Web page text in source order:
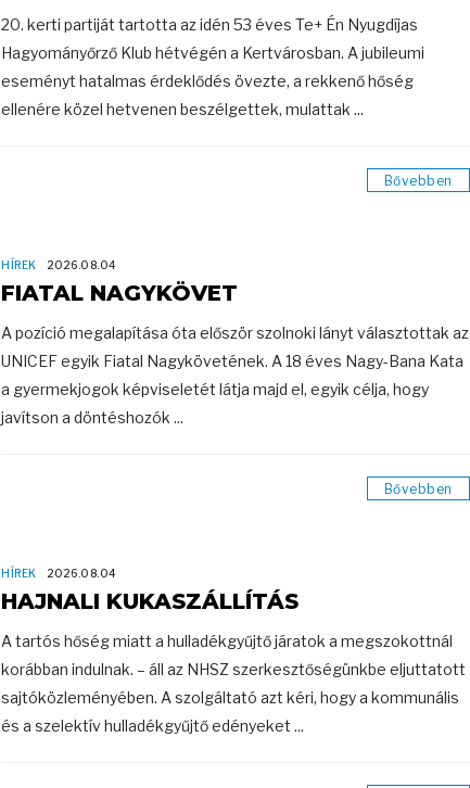
20. kerti partiját tartotta az idén 53 éves Te+ Én Nyugdíjas
Hagyományőrző Klub hétvégén a Kertvárosban. A jubileumi
eseményt hatalmas érdeklődés övezte, a rekkenő hőség
ellenére közel hetvenen beszélgettek, mulattak ...
Bővebben
HÍREK 2026.08.04
FIATAL NAGYKÖVET
A pozíció megalapítása óta először szolnoki lányt választottak az
UNICEF egyik Fiatal Nagykövetének. A 18 éves Nagy-Bana Kata
a gyermekjogok képviseletét látja majd el, egyik célja, hogy
javítson a döntéshozók ...
Bővebben
HÍREK 2026.08.04
HAJNALI KUKASZÁLLÍTÁS
A tartós hőség miatt a hulladékgyűjtő járatok a megszokottnál
korábban indulnak. – áll az NHSZ szerkesztőségünkbe eljuttatott
sajtóközleményében. A szolgáltató azt kéri, hogy a kommunális
és a szelektív hulladékgyűjtő edényeket ...